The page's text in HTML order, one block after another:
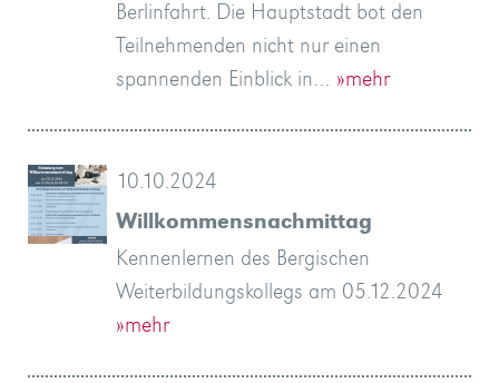
Berlinfahrt. Die Hauptstadt bot den
Teilnehmenden nicht nur einen
spannenden Einblick in… »mehr
10.10.2024
Willkommensnachmittag
Kennenlernen des Bergischen
Weiterbildungskollegs am 05.12.2024
»mehr